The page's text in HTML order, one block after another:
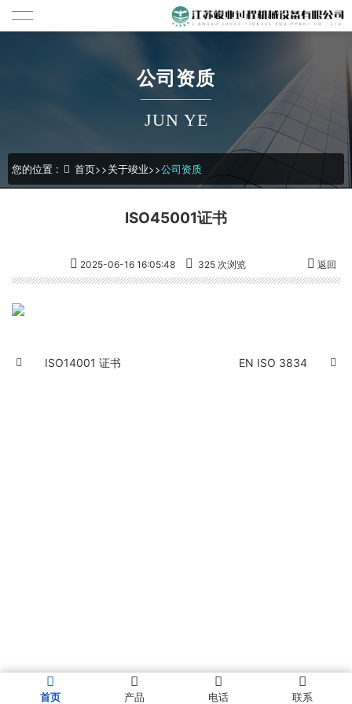
公司资质
JUN YE
您的位置 : 首页>>关于竣业>>公司资质
ISO45001证书
2025-06-16 16:05:48 325 次浏览 返回
ISO14001 证书 EN ISO 3834
首页 产品 电话 联系